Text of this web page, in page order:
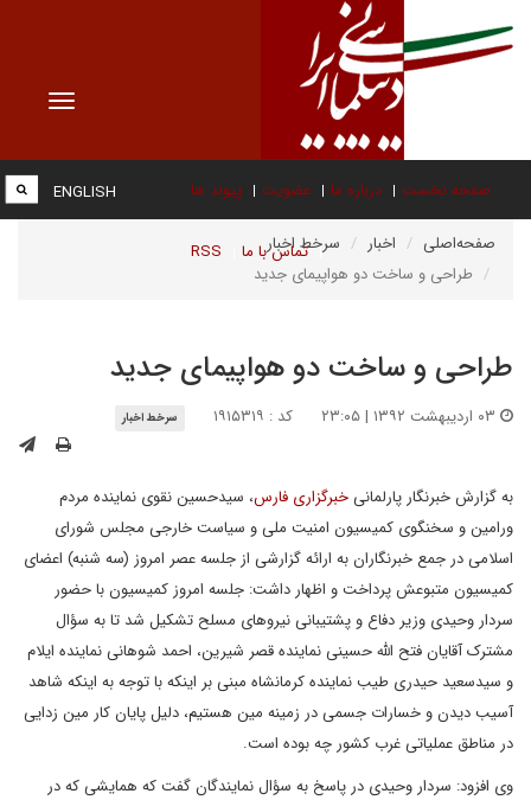
Toggle
صفحه نخست درباره ما عضویت پیوند ها
تماس با ما RSS
ENGLISH
صفحه‌اصلی اخبار
سرخط اخبار
طراحی و ساخت دو هواپیمای جدید
طراحی و ساخت دو هواپیمای جدید
کد : ۱۹۱۵۳۱۹ سرخط اخبار
به گزارش خبرنگار پارلمانیخبرگزاری فارس، سیدحسین نقوی نماینده مردم
ورامین و سخنگوی کمیسیون امنیت ملی و سیاست خارجی مجلس شورای
اسلامی در جمع خبرنگاران به ارائه گزارشی از جلسه عصر امروز (سه شنبه) اعضای
کمیسیون متبوعش پرداخت و اظهار داشت: جلسه امروز کمیسیون با حضور
سردار وحیدی وزیر دفاع و پشتیبانی نیروهای مسلح تشکیل شد تا به سؤال
مشترک آقایان فتح الله حسینی نماینده قصر شیرین، احمد شوهانی نماینده ایلام
و سیدسعید حیدری طیب نماینده کرمانشاه مبنی بر اینکه با توجه به اینکه شاهد
آسیب دیدن و خسارات جسمی در زمینه مین هستیم، دلیل پایان کار مین زدایی
در مناطق عملیاتی غرب کشور چه بوده است.
وی افزود: سردار وحیدی در پاسخ به سؤال نمایندگان گفت که همایشی که در